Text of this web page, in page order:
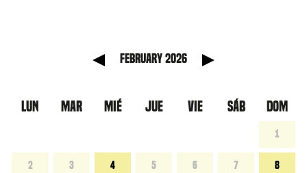
February 2026
LUN MAR MIÉ JUE VIE SÁB DOM
1
2 3 4 5 6 7 8